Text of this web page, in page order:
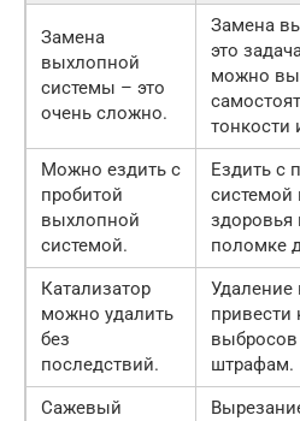
Замена
выхлопной
системы – это
очень сложно.
Замена
это
можно
Можно ездить с
пробитой
выхлопной
системой.
Ездить с
системой
здоровья
поломке
Катализатор
можно удалить
без
последствий.
Удаление
привести
штрафам.
Сажевый